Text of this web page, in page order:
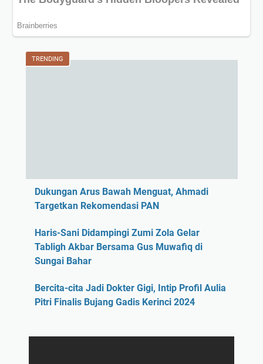
TRENDING
Dukungan Arus Bawah Menguat, Ahmadi
Targetkan Rekomendasi PAN
Haris-Sani Didampingi Zumi Zola Gelar
Tabligh Akbar Bersama Gus Muwafiq di
Sungai Bahar
Bercita-cita Jadi Dokter Gigi, Intip Profil Aulia
Pitri Finalis Bujang Gadis Kerinci 2024